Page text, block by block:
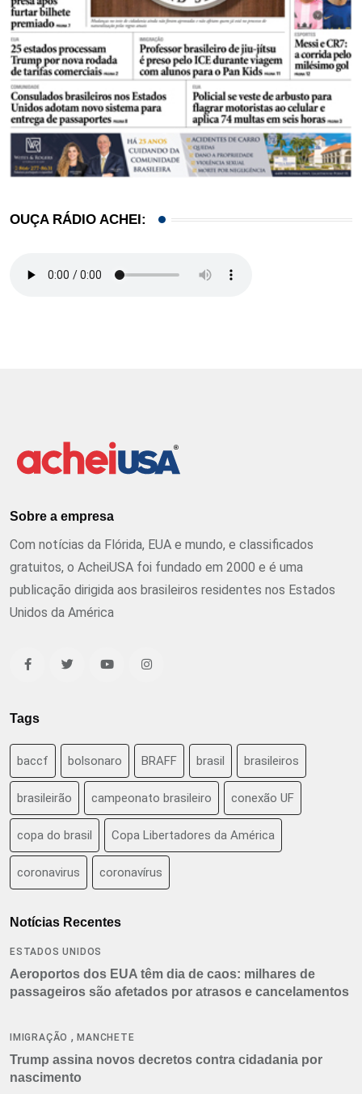
OUÇA RÁDIO ACHEI:
Sobre a empresa
Com notícias da Flórida, EUA e mundo, e classificados
gratuitos, o AcheiUSA foi fundado em 2000 e é uma
publicação dirigida aos brasileiros residentes nos Estados
Unidos da América
Tags
baccf bolsonaro BRAFF brasil brasileiros
brasileirão campeonato brasileiro conexão UF
copa do brasil Copa Libertadores da América
coronavirus coronavírus
Notícias Recentes
ESTADOS UNIDOS
Aeroportos dos EUA têm dia de caos: milhares de
passageiros são afetados por atrasos e cancelamentos
IMIGRAÇÃO ,MANCHETE
Trump assina novos decretos contra cidadania por
nascimento